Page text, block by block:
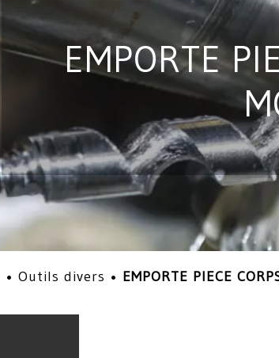
EMPORTE
• Outils divers • EMPORTE PIECE